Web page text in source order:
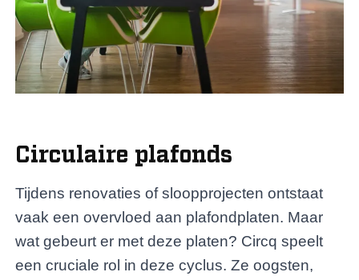
Circulaire plafonds
Tijdens renovaties of sloopprojecten ontstaat
vaak een overvloed aan plafondplaten. Maar
wat gebeurt er met deze platen? Circq speelt
een cruciale rol in deze cyclus. Ze oogsten,